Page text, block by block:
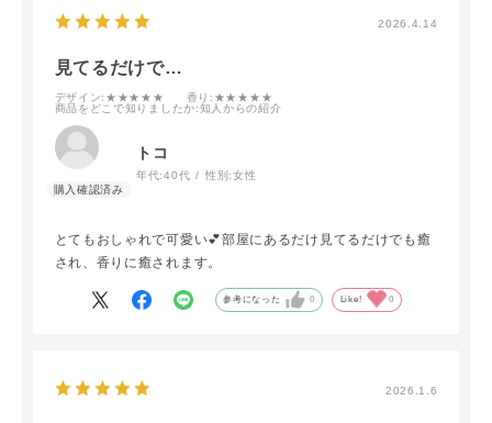
2026.4.14
見てるだけで…
デザイン:★★★★★ 香り :★★★★★
商品をどこで知りましたか:知人からの紹介
トコ
年代:40代 性別:女性
とてもおしゃれで可愛い💕部屋にあるだけ見てるだけでも癒
され、香りに癒されます。
参考になった 0 Like! 0
2026.1.6